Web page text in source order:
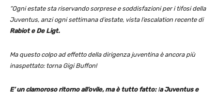
“Ogni estate sta riservando sorprese e soddisfazioni per i tifosi della
Juventus, anzi ogni settimana d’estate, vista l’escalation recente di
Rabiot e De Ligt.
Ma questo colpo ad effetto della dirigenza juventina è ancora più
inaspettato: torna Gigi Buffon!
E’ un clamoroso ritorno all’ovile, ma è tutto fatto:la Juventus e